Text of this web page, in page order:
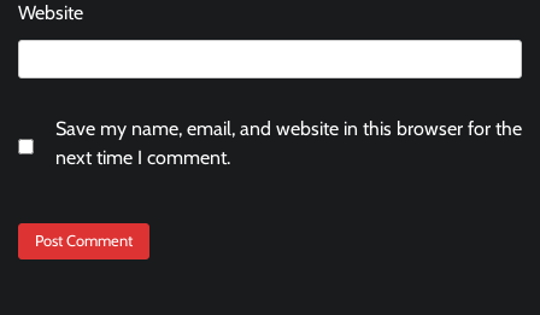
Website
Save my name, email, and website in this browser for the
next time I comment.